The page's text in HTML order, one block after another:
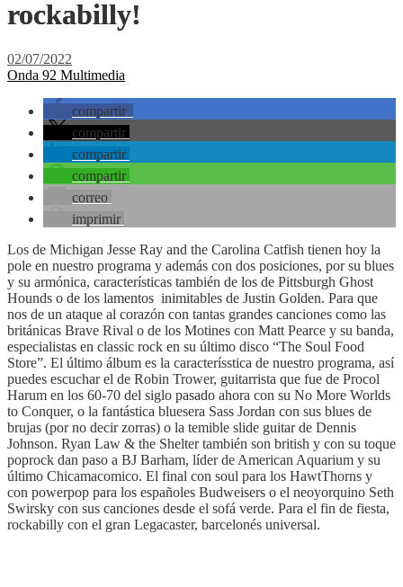
rockabilly!
02/07/2022
Onda 92 Multimedia
compartir
compartir
compartir
compartir
correo
imprimir
Los de Michigan Jesse Ray and the Carolina Catfish tienen hoy la
pole en nuestro programa y además con dos posiciones, por su blues
y su armónica, características también de los de Pittsburgh Ghost
Hounds o de los lamentos inimitables de Justin Golden. Para que
nos de un ataque al corazón con tantas grandes canciones como las
británicas Brave Rival o de los Motines con Matt Pearce y su banda,
especialistas en classic rock en su último disco “The Soul Food
Store”. El último álbum es la caracterísstica de nuestro programa, así
puedes escuchar el de Robin Trower, guitarrista que fue de Procol
Harum en los 60-70 del siglo pasado ahora con su No More Worlds
to Conquer, o la fantástica bluesera Sass Jordan con sus blues de
brujas (por no decir zorras) o la temible slide guitar de Dennis
Johnson. Ryan Law & the Shelter también son british y con su toque
poprock dan paso a BJ Barham, líder de American Aquarium y su
último Chicamacomico. El final con soul para los HawtThorns y
con powerpop para los españoles Budweisers o el neoyorquino Seth
Swirsky con sus canciones desde el sofá verde. Para el fin de fiesta,
rockabilly con el gran Legacaster, barcelonés universal.